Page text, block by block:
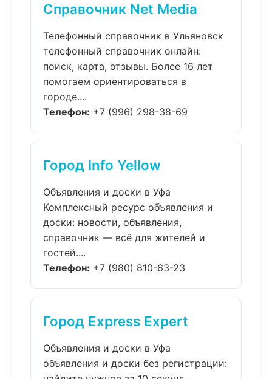
Справочник Net Media
Телефонный справочник в Ульяновск
телефонный справочник онлайн:
поиск, карта, отзывы. Более 16 лет
помогаем ориентироваться в
городе....
Телефон: +7 (996) 298-38-69
Город Info Yellow
Объявления и доски в Уфа
Комплексный ресурс объявления и
доски: новости, объявления,
справочник — всё для жителей и
гостей....
Телефон: +7 (980) 810-63-23
Город Express Expert
Объявления и доски в Уфа
объявления и доски без регистрации: